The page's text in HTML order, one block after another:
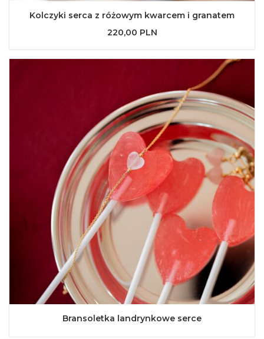
Kolczyki serca z różowym kwarcem i granatem
220,00 PLN
Bransoletka landrynkowe serce